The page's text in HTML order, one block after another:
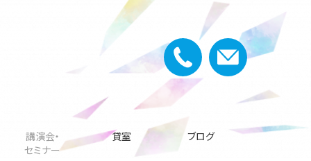
講演会・
セミナー
貸室 ブログ